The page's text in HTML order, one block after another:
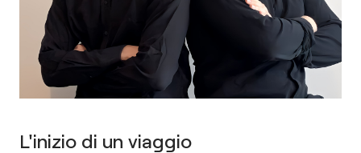
L'inizio di un viaggio